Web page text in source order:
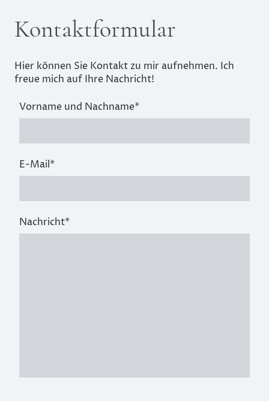
Kontaktformular
Hier können Sie Kontakt zu mir aufnehmen. Ich
freue mich auf Ihre Nachricht!
Vorname und Nachname*
E-Mail*
Nachricht*